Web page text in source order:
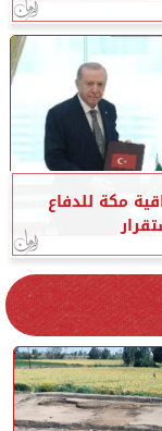
مكة للدفاع